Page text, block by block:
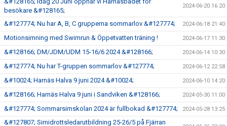
besökare &#128165;
2024-06-20 16:20
&#127774; Nu har A, B, C grupperna sommarlov &#127774; 2024-06-18 21:40
Motionsimning med Swimrun & Öppetvatten träning ! 2024-06-17 11:30
&#128166; DM/JDM/UDM 15-16/6 2024 &#128166; 2024-06-14 10:30
&#127774; Nu har T-gruppen sommarlov &#127774; 2024-06-12 22:58
&#10024; Harnäs Halva 9 juni 2024 &#10024; 2024-06-10 14:20
&#128166; Harnäs Halva 9 juni i Sandviken &#128166; 2024-05-30 11:00
&#127774; Sommarsimskolan 2024 är fullbokad &#127774; 2024-05-28 13:25
&#127807; Simidrottsledarutbildning 25-26/5 på Fjärran